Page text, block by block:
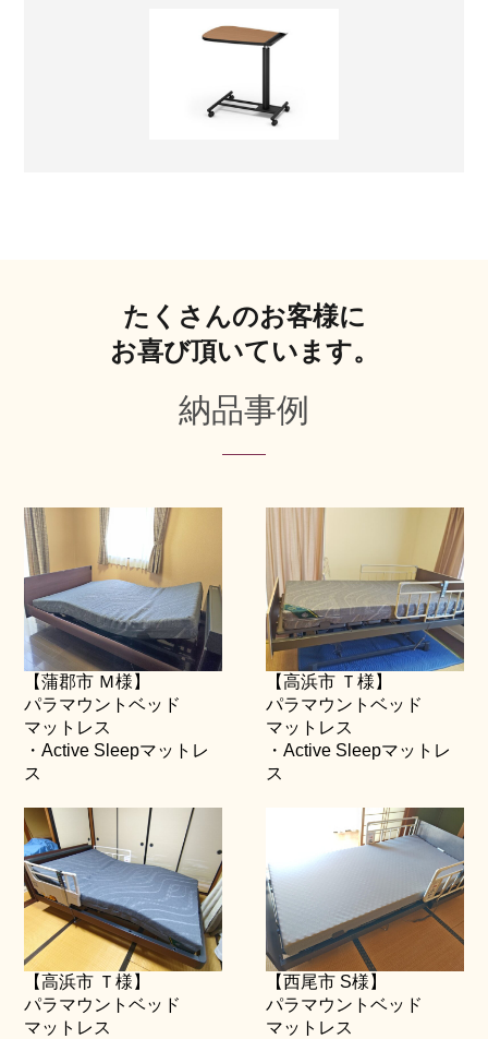
たくさんのお客様に
お喜び頂いています。
納品事例
【蒲郡市 Ｍ様】
パラマウントベッド
マットレス
・Active Sleepマットレ
ス
【高浜市 Ｔ様】
パラマウントベッド
マットレス
・Active Sleepマットレ
ス
【高浜市 Ｔ様】
パラマウントベッド
マットレス
【西尾市 S様】
パラマウントベッド
マットレス